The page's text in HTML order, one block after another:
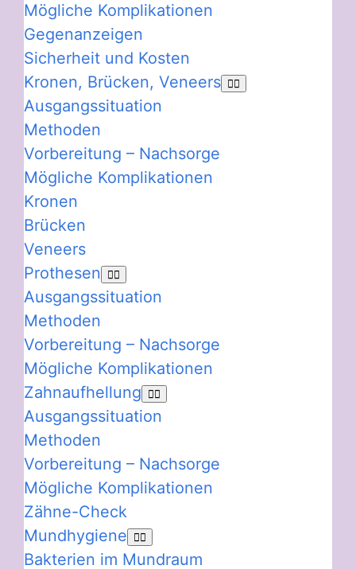
Mögliche Komplikationen
Gegenanzeigen
Sicherheit und Kosten
Kronen, Brücken, Veneers
Ausgangssituation
Methoden
Vorbereitung – Nachsorge
Mögliche Komplikationen
Kronen
Brücken
Veneers
Prothesen
Ausgangssituation
Methoden
Vorbereitung – Nachsorge
Mögliche Komplikationen
Zahnaufhellung
Ausgangssituation
Methoden
Vorbereitung – Nachsorge
Mögliche Komplikationen
Zähne-Check
Mundhygiene
Bakterien im Mundraum